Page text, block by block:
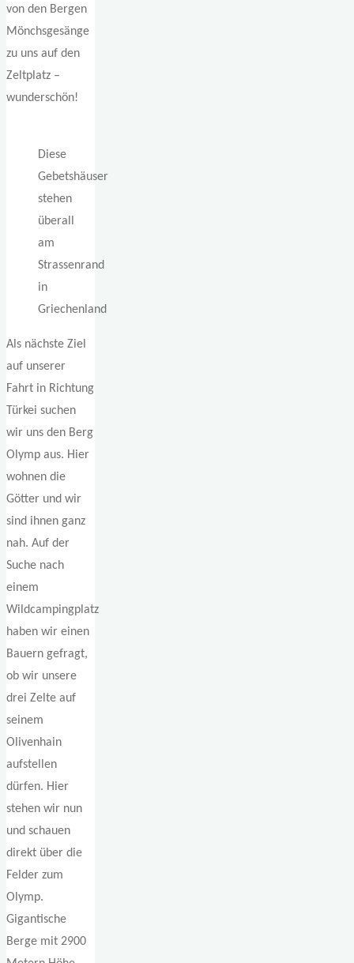
von den Bergen
Mönchsgesänge
zu uns auf den
Zeltplatz –
wunderschön!
Diese
Gebetshäuser
stehen
überall
am
Strassenrand
in
Griechenland
Als nächste Ziel
auf unserer
Fahrt in Richtung
Türkei suchen
wir uns den Berg
Olymp aus. Hier
wohnen die
Götter und wir
sind ihnen ganz
nah. Auf der
Suche nach
einem
Wildcampingplatz
haben wir einen
Bauern gefragt,
ob wir unsere
drei Zelte auf
seinem
Olivenhain
aufstellen
dürfen. Hier
stehen wir nun
und schauen
direkt über die
Felder zum
Olymp.
Gigantische
Berge mit 2900